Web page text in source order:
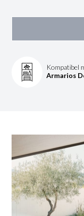
Kompatibel
Armarios